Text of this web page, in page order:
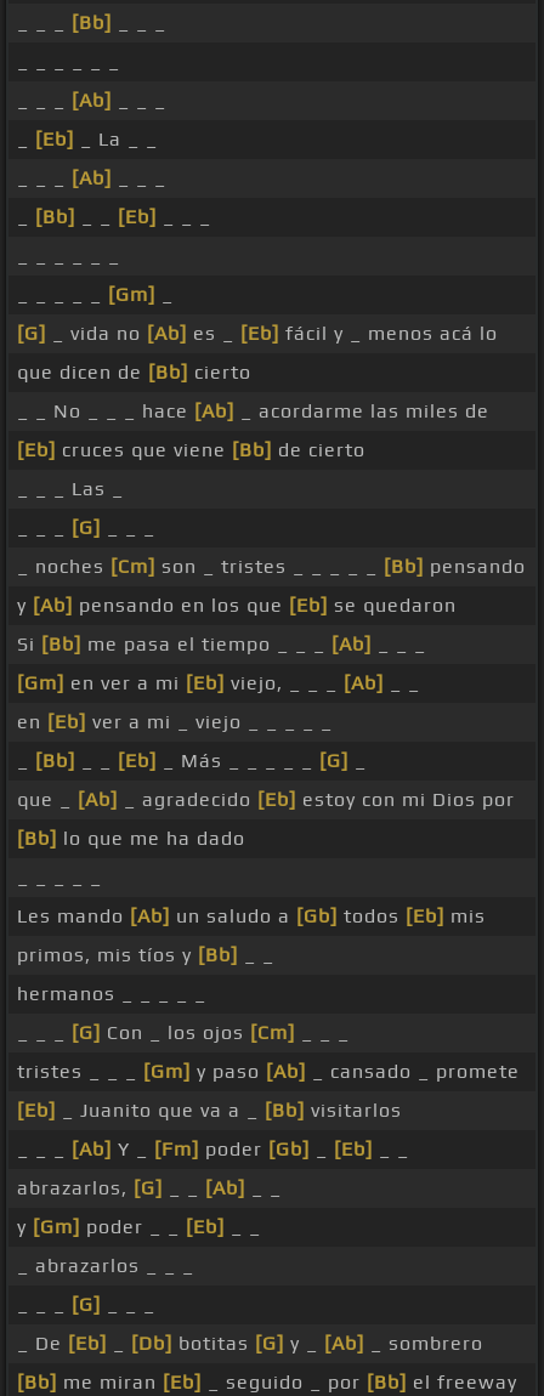
[Bb]
[Ab]
[Eb]
_ La _ _
[Ab]
[Bb] [Eb]
[Gm]
[G]
_ vida no [Ab] es _ [Eb] fácil y _ menos acá lo
que dicen de [Bb] cierto
_ _ No _ _ _ hace [Ab]
_ acordarme las miles de
[Eb] cruces que viene [Bb] de cierto
_ _ _ Las _
[G]
_ noches [Cm] son _ tristes _ _ _ _ _ [Bb] pensando
y [Ab] pensando en los que [Eb] se quedaron
Si [Bb] me pasa el tiempo _ _ _ [Ab]
[Gm] en ver a mi [Eb] viejo, _ _ _ [Ab]
en [Eb] ver a mi _ viejo _ _ _ _ _
[Bb] [Eb] _ Más _ _ _ _ _ [G]
que _
[Ab] _ agradecido [Eb] estoy con mi Dios por
[Bb] lo que me ha dado
Les mando [Ab] un saludo a [Gb] todos [Eb] mis
primos, mis tíos y [Bb]
hermanos _ _ _ _ _
[G] Con _ los ojos [Cm]
tristes _ _ _
[Gm] y paso [Ab]
_ cansado _ promete
[Eb]
_ Juanito que va a _ [Bb] visitarlos
[Ab] Y _ [Fm] poder [Gb] [Eb]
abrazarlos, [G] [Ab]
y [Gm] poder _ _ [Eb]
_ abrazarlos _ _ _
[G]
_ De [Eb] [Db] botitas [G] y _ [Ab]
_ sombrero
[Bb] me miran [Eb] _ seguido _ por [Bb] el freeway